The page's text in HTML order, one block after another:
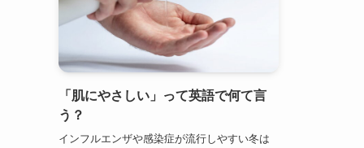
「肌にやさしい」って英語で何て言
う？
インフルエンザや感染症が流行しやすい冬は